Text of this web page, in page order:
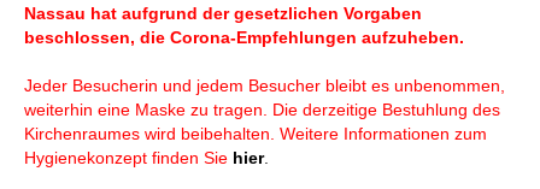
Nassau hat aufgrund der gesetzlichen Vorgaben
beschlossen, die Corona-Empfehlungen aufzuheben.
Jeder Besucherin und jedem Besucher bleibt es unbenommen,
weiterhin eine Maske zu tragen. Die derzeitige Bestuhlung des
Kirchenraumes wird beibehalten. Weitere Informationen zum
Hygienekonzept finden Sie hier.